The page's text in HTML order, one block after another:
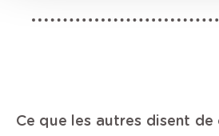
Ce que les autres disent